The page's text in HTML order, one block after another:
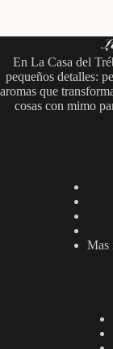
En La Casa del
pequeños detalles:
aromas que
cosas con mimo
Mas